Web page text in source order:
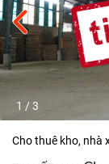
1 /3
Cho thuê kho, nhà